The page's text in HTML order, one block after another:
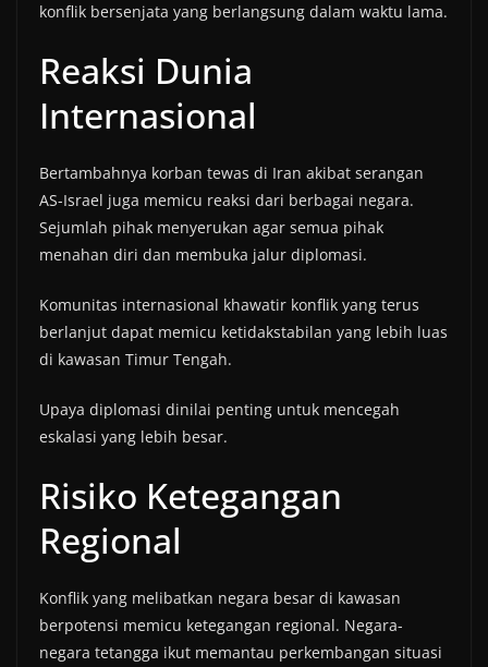
konflik bersenjata yang berlangsung dalam waktu lama.
Reaksi Dunia
Internasional
Bertambahnya korban tewas di Iran akibat serangan
AS-Israel juga memicu reaksi dari berbagai negara.
Sejumlah pihak menyerukan agar semua pihak
menahan diri dan membuka jalur diplomasi.
Komunitas internasional khawatir konflik yang terus
berlanjut dapat memicu ketidakstabilan yang lebih luas
di kawasan Timur Tengah.
Upaya diplomasi dinilai penting untuk mencegah
eskalasi yang lebih besar.
Risiko Ketegangan
Regional
Konflik yang melibatkan negara besar di kawasan
berpotensi memicu ketegangan regional. Negara-
negara tetangga ikut memantau perkembangan situasi